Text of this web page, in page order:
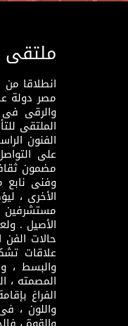
ملتقى
انطلاقا
مصر دولة
والرقى
الملتقى
الفنون
على
وفنى نابع
الأخرى ،
مستشرفين
الأصيل .
حالات الفن
علاقات
والبسط ،
المصمته ،
الفراغ
واللون ،